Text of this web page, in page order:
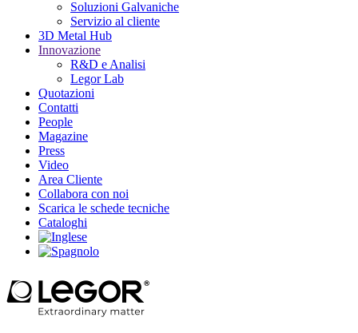
Soluzioni Galvaniche
Servizio al cliente
3D Metal Hub
Innovazione
R&D e Analisi
Legor Lab
Quotazioni
Contatti
People
Magazine
Press
Video
Area Cliente
Collabora con noi
Scarica le schede tecniche
Cataloghi